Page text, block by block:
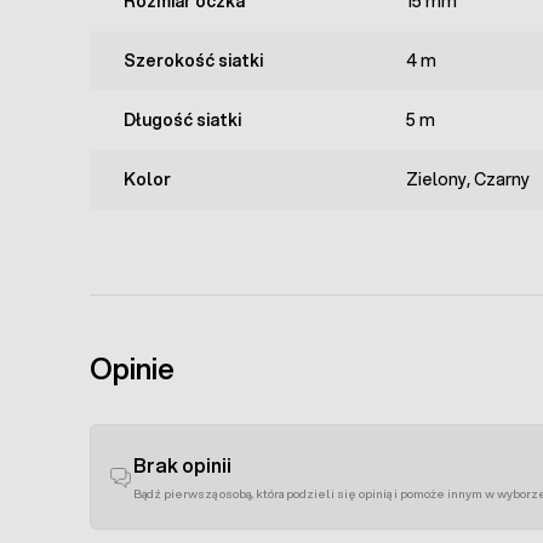
Szerokość siatki 4 m
Długość siatki 5 m
Kolor Zielony, Czarny
Opinie
Brak opinii
Bądź pierwszą osobą, która podzieli się opinią i pomoże innym w